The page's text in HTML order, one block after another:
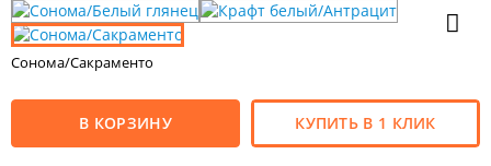
Сонома/Сакраменто
В КОРЗИНУ КУПИТЬ В 1 КЛИК